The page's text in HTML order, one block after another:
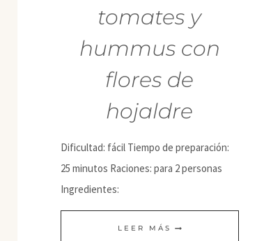
tomates y
hummus con
flores de
hojaldre
Dificultad: fácil Tiempo de preparación:
25 minutos Raciones: para 2 personas
Ingredientes:
LEER MÁS TAPA